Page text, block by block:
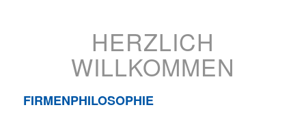
HERZLICH
WILLKOMMEN